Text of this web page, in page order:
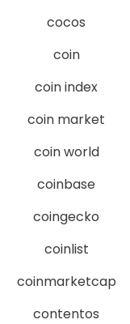
cocos
coin
coin index
coin market
coin world
coinbase
coingecko
coinlist
coinmarketcap
contentos